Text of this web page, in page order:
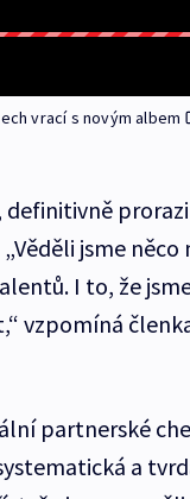
vrací s novým albem
definitivně
jsme něco
I to, že
vzpomíná
partnerské
a